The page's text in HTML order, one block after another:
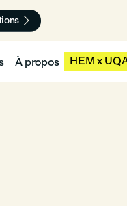

À propos HEM x